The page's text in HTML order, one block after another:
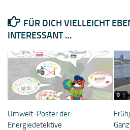
FÜR DICH VIELLEICHT
INTERESSANT …
Umwelt-Poster der
Energiedetektive
© 1